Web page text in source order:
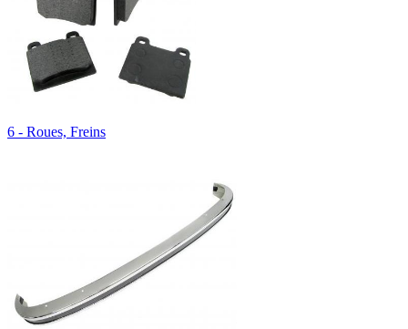
6 - Roues, Freins